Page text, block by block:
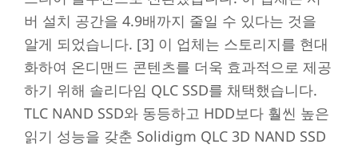
버 설치 공간을 4.9배까지 줄일 수 있다는 것을
알게 되었습니다. [3] 이 업체는 스토리지를 현대
화하여 온디맨드 콘텐츠를 더욱 효과적으로 제공
하기 위해 솔리다임 QLC SSD를 채택했습니다.
TLC NAND SSD와 동등하고 HDD보다 훨씬 높은
읽기 성능을 갖춘 Solidigm QLC 3D NAND SSD